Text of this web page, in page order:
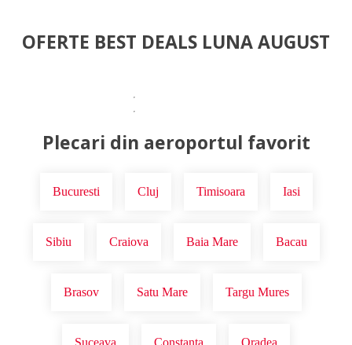
OFERTE BEST DEALS LUNA AUGUST
Plecari din aeroportul favorit
Bucuresti Cluj Timisoara Iasi
Sibiu Craiova Baia Mare Bacau
Brasov Satu Mare Targu Mures
Suceava Constanta Oradea